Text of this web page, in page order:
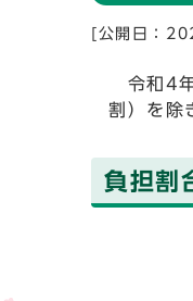
[公開日：
令和4年
割）を除
負担割